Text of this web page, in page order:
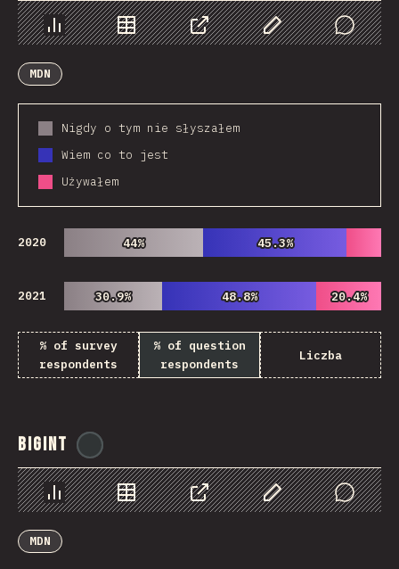
Chart Data Share Customize Data
Comments
MDN
Nigdy o tym nie słyszałem
Wiem co to jest
Używałem
2020 44%
44% 45.3%
45.3%
2021 30.9%
30.9% 48.8%
48.8% 20.4%
20.4%
% of survey
respondents
% of question
respondents
Liczba
BigInt
Chart Data Share Customize Data
Comments
MDN